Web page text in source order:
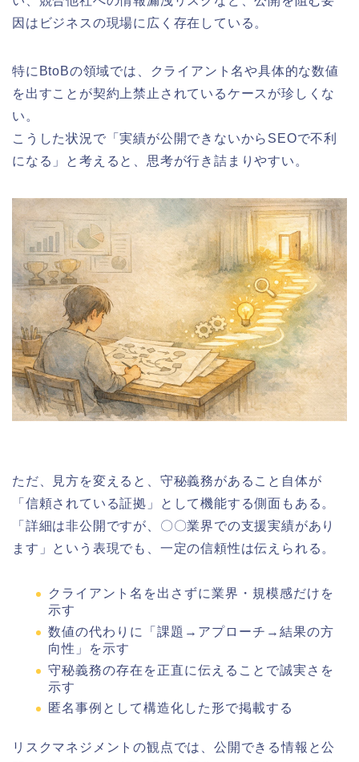
因はビジネスの現場に広く存在している。
特にBtoBの領域では、クライアント名や具体的な数値
を出すことが契約上禁止されているケースが珍しくな
い。
こうした状況で「実績が公開できないからSEOで不利
になる」と考えると、思考が行き詰まりやすい。
ただ、見方を変えると、守秘義務があること自体が
「信頼されている証拠」として機能する側面もある。
「詳細は非公開ですが、〇〇業界での支援実績があり
ます」という表現でも、一定の信頼性は伝えられる。
クライアント名を出さずに業界・規模感だけを
示す
数値の代わりに「課題→アプローチ→結果の方
向性」を示す
守秘義務の存在を正直に伝えることで誠実さを
示す
匿名事例として構造化した形で掲載する
リスクマネジメントの観点では、公開できる情報と公